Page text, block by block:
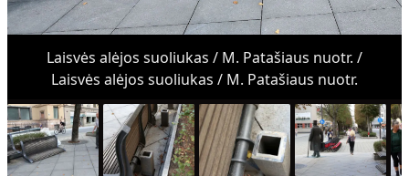
Laisvės alėjos suoliukas / M. Patašiaus nuotr. /
Laisvės alėjos suoliukas / M. Patašiaus nuotr.